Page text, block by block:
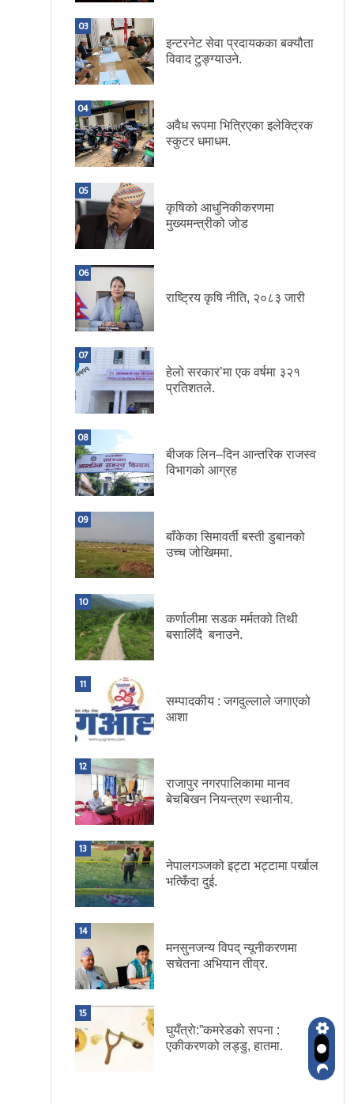
03
इन्टरनेट सेवा प्रदायकका बक्यौता
विवाद टुङ्ग्याउने.
04
अवैध रूपमा भित्रिएका इलेक्ट्रिक
स्कुटर धमाधम.
05
कृषिको आधुनिकीकरणमा
मुख्यमन्त्रीको जोड
06
राष्ट्रिय कृषि नीति, २०८३ जारी
07
हेलो सरकार’मा एक वर्षमा ३२१
प्रतिशतले.
08
बीजक लिन–दिन आन्तरिक राजस्व
विभागको आग्रह
09
बाँकेका सिमावर्ती बस्ती डुबानको
उच्च जोखिममा.
10
कर्णालीमा सडक मर्मतको तिथी
बसालिँदै बनाउने.
11
सम्पादकीय : जगदुल्लाले जगाएको
आशा
12
राजापुर नगरपालिकामा मानव
बेचबिखन नियन्त्रण स्थानीय.
13
नेपालगञ्जको इट्टा भट्टामा पर्खाल
भत्किँदा दुई.
14
मनसुनजन्य विपद् न्यूनीकरणमा
सचेतना अभियान तीव्र.
15
घुयँत्राे:”कमरेडको सपना :
एकीकरणको लड्डु, हातमा.